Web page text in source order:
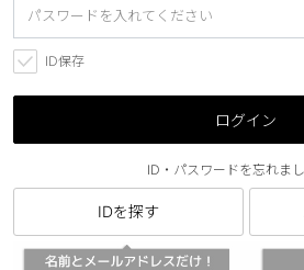
カラー
ブラック
ブルー
ピンク
透明
乱視用
ID保存
ログイン
ID・パスワードを忘れま
IDを探す